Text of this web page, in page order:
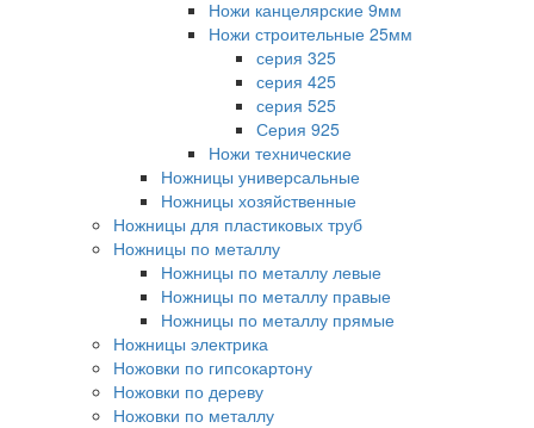
Ножи канцелярские 9мм
Ножи строительные 25мм
серия 325
серия 425
серия 525
Серия 925
Ножи технические
Ножницы универсальные
Ножницы хозяйственные
Ножницы для пластиковых труб
Ножницы по металлу
Ножницы по металлу левые
Ножницы по металлу правые
Ножницы по металлу прямые
Ножницы электрика
Ножовки по гипсокартону
Ножовки по дереву
Ножовки по металлу